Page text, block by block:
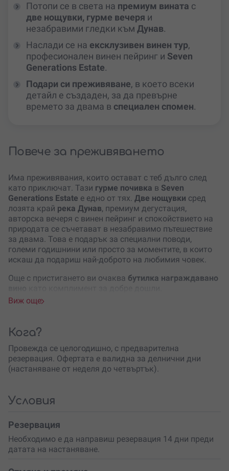
Потопи се в света на премиум вината с
две нощувки, гурме вечеря и
незабравими гледки към Дунав.
Наслади се на ексклузивен винен тур,
професионален винен пейринг и Seven
Generations Estate.
Подари си преживяване, в което всеки
детайл е създаден, за да превърне
времето за двама в специален спомен.
Повече за преживяването
Има преживявания, които остават с теб дълго след
като приключат. Тази гурме почивка в Seven
Generations Estate е едно от тях. Две нощувки сред
лозята край река Дунав, премиум дегустация,
авторска вечеря с винен пейринг и спокойствието на
природата се съчетават в незабравимо пътешествие
за двама. Това е подарък за специални поводи,
големи годишнини или просто за моментите, в които
искаш да подариш най-доброто на любимия човек.
Още с пристигането ви очаква бутилка награждавано
Настаняването е в елегантна стая с панорамна гледка
усещане за уют. По време на престоя ще разполагате с
неограничен достъп до
имението, за да се насладите пълноценно на
заслужената почивка.
Generations Estate, ще разгледате процеса на
високия клас селекции на избата. Всеки сорт разкрива
различен характер, а професионалното представяне
превръща дегустацията в истинско пътешествие из
света на виното.
Кулминацията е авторската петстепенна гурме
Виж още
Кога?
Провежда се целогодишно, с предварителна
резервация. Офертата е валидна за делнични дни
(настаняване от неделя до четвъртък).
Условия
Резервация
Необходимо е да направиш резервация 14 дни преди
датата на настаняване.